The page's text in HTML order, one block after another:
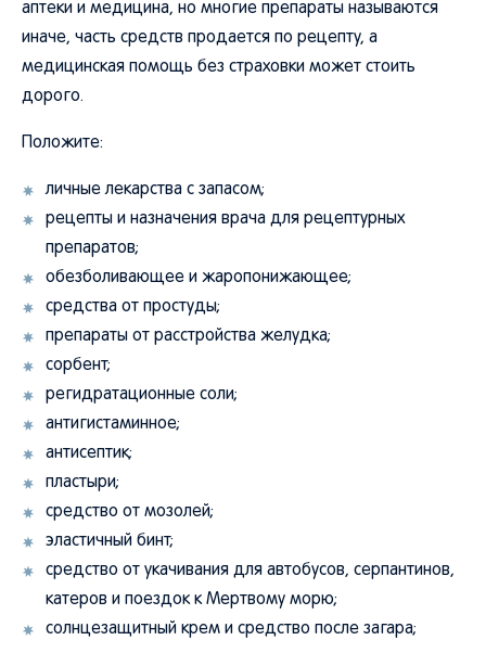
аптеки и медицина, но многие препараты называются
иначе, часть средств продается по рецепту, а
медицинская помощь без страховки может стоить
дорого.
Положите:
личные лекарства с запасом;
рецепты и назначения врача для рецептурных
препаратов;
обезболивающее и жаропонижающее;
средства от простуды;
препараты от расстройства желудка;
сорбент;
регидратационные соли;
антигистаминное;
антисептик;
пластыри;
средство от мозолей;
эластичный бинт;
средство от укачивания для автобусов, серпантинов,
катеров и поездок к Мертвому морю;
солнцезащитный крем и средство после загара;